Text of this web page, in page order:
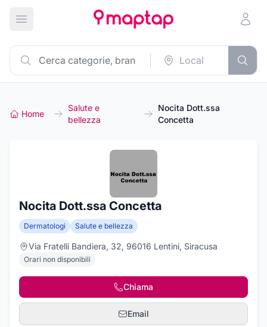
Apri menu principale
Home
Salute e
bellezza
Nocita Dott.ssa
Concetta
Nocita Dott.ssa Concetta
Dermatologi Salute e bellezza
Via Fratelli Bandiera, 32, 96016 Lentini, Siracusa
Orari non disponibili
Chiama
Email